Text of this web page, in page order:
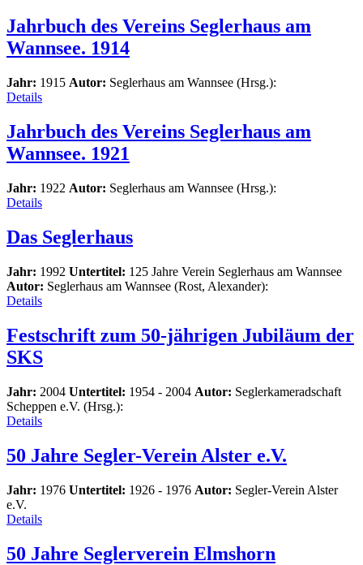
Jahrbuch des Vereins Seglerhaus am
Wannsee. 1914
Jahr: 1915 Autor: Seglerhaus am Wannsee (Hrsg.):
Details
Jahrbuch des Vereins Seglerhaus am
Wannsee. 1921
Jahr: 1922 Autor: Seglerhaus am Wannsee (Hrsg.):
Details
Das Seglerhaus
Jahr: 1992 Untertitel: 125 Jahre Verein Seglerhaus am Wannsee
Autor: Seglerhaus am Wannsee (Rost, Alexander):
Details
Festschrift zum 50-jährigen Jubiläum der
SKS
Jahr: 2004 Untertitel: 1954 - 2004 Autor: Seglerkameradschaft
Scheppen e.V. (Hrsg.):
Details
50 Jahre Segler-Verein Alster e.V.
Jahr: 1976 Untertitel: 1926 - 1976 Autor: Segler-Verein Alster
e.V.
Details
50 Jahre Seglerverein Elmshorn